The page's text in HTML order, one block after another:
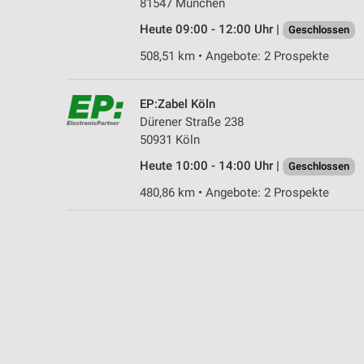
Heute 09:00 - 12:00 Uhr |
Geschlossen
508,51 km • Angebote: 2 Prospekte
EP:Zabel Köln
Dürener Straße 238
50931 Köln
Heute 10:00 - 14:00 Uhr |
Geschlossen
480,86 km • Angebote: 2 Prospekte
Messung der Performance von Inhalten
Verwendung reduzierter Daten zur Auswahl von Inhalten